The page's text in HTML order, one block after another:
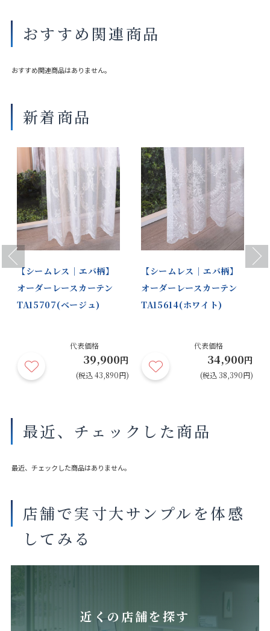
おすすめ関連商品
おすすめ関連商品はありません。
新着商品
Previous
【シームレス｜エバ柄】
オーダーレースカーテン
TA15707(ベージュ)
代表価格
39,900円
(税込 43,890円)
【シームレス｜エバ柄】
オーダーレースカーテン
TA15614(ホワイト)
代表価格
34,900円
(税込 38,390円)
Next
最近、チェックした商品
最近、チェックした商品はありません。
店舗で実寸大サンプルを体感
してみる
近くの店舗を探す